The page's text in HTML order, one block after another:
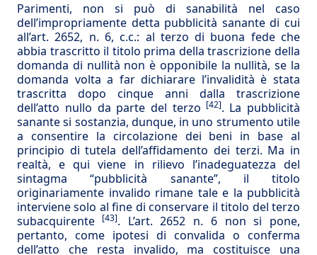
Parimenti, non si può di sanabilità nel caso
dell’impropriamente detta pubblicità sanante di cui
all’art. 2652, n. 6, c.c.: al terzo di buona fede che
abbia trascritto il titolo prima della trascrizione della
domanda di nullità non è opponibile la nullità, se la
domanda volta a far dichiarare l’invalidità è stata
trascritta dopo cinque anni dalla trascrizione
dell’atto nullo da parte del terzo [42]. La pubblicità
sanante si sostanzia, dunque, in uno strumento utile
a consentire la circolazione dei beni in base al
principio di tutela dell’affidamento dei terzi. Ma in
realtà, e qui viene in rilievo l’inadeguatezza del
sintagma “pubblicità sanante”, il titolo
originariamente invalido rimane tale e la pubblicità
interviene solo al fine di conservare il titolo del terzo
subacquirente
[43]. L’art. 2652 n. 6 non si pone,
pertanto, come ipotesi di convalida o conferma
dell’atto che resta invalido, ma costituisce una